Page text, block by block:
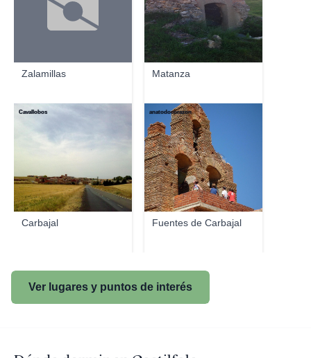
Zalamillas Matanza
Carbajal
Cavallobos
Fuentes de Carbajal
anatodocorazon
Ver lugares y puntos de interés